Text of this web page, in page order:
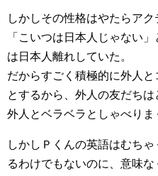
しかしその性格はやたらア
「こいつは日本人じゃない
は日本人離れしていた。
だからすごく積極的に外人
とするから、外人の友だち
外人とベラベラとしゃべりま
しかしＰくんの英語はむち
るわけでもないのに、意味